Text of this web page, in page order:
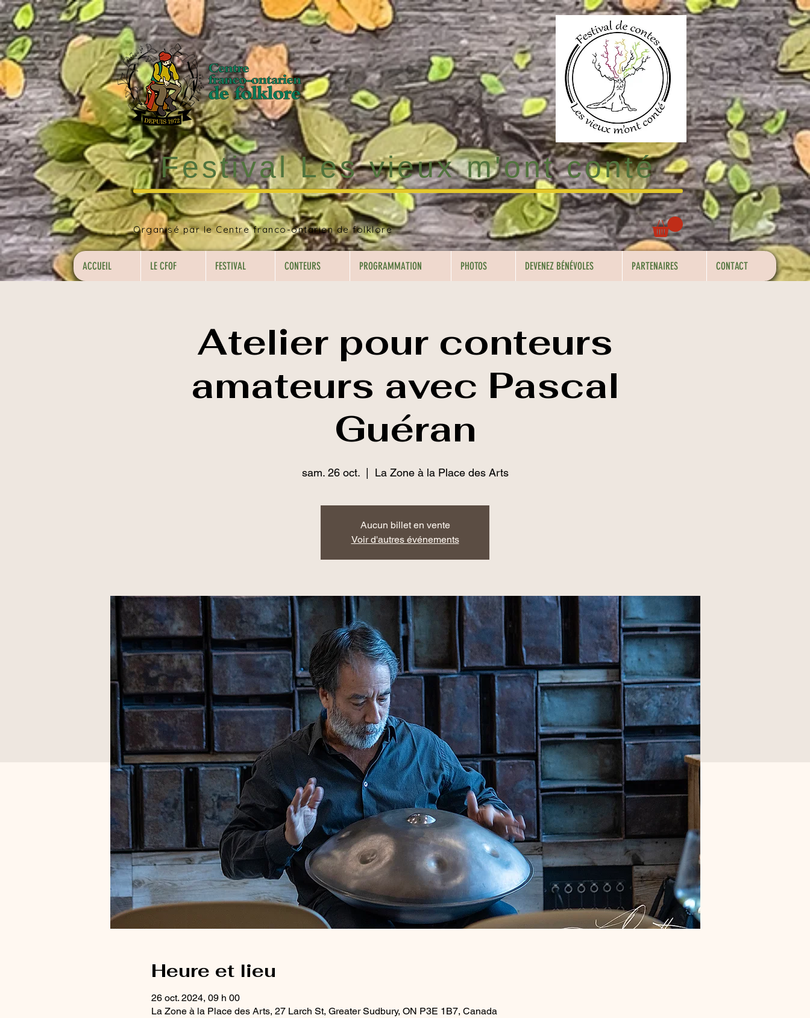
Festival Les vieux m'ont conté
Organisé par le Centre franco-ontarien de folklore
ACCUEIL LE CFOF FESTIVAL CONTEURS PROGRAMMATION PHOTOS DEVENEZ BÉNÉVOLES PARTENAIRES CONTACT
Atelier pour conteurs
amateurs avec Pascal
Guéran
sam. 26 oct.
  |
La Zone à la Place des Arts
Aucun billet en vente
Voir d'autres événements
Heure et lieu
26 oct. 2024, 09 h 00
La Zone à la Place des Arts, 27 Larch St, Greater Sudbury, ON P3E 1B7, Canada